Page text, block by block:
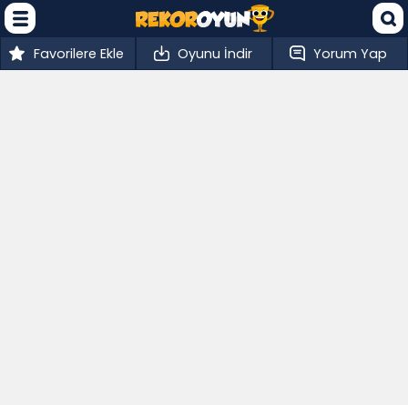
Favorilere Ekle Oyunu İndir Yorum Yap